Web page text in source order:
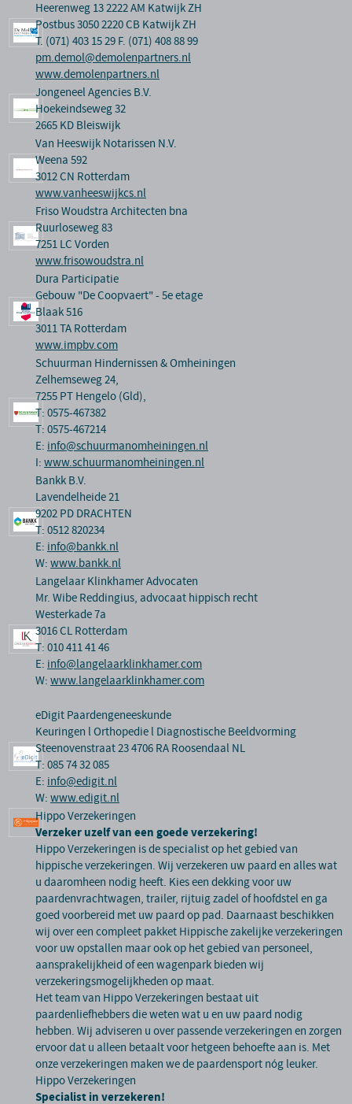
Heerenweg 13 2222 AM Katwijk ZH
Postbus 3050 2220 CB Katwijk ZH
T. (071) 403 15 29 F. (071) 408 88 99
pm.demol@demolenpartners.nl
www.demolenpartners.nl
Jongeneel Agencies B.V.
Hoekeindseweg 32
2665 KD Bleiswijk
Van Heeswijk Notarissen N.V.
Weena 592
3012 CN Rotterdam
www.vanheeswijkcs.nl
Friso Woudstra Architecten bna
Ruurloseweg 83
7251 LC Vorden
www.frisowoudstra.nl
Dura Participatie
Gebouw "De Coopvaert" - 5e etage
Blaak 516
3011 TA Rotterdam
www.impbv.com
Schuurman Hindernissen & Omheiningen
Zelhemseweg 24,
7255 PT Hengelo (Gld),
T: 0575-467382
T: 0575-467214
E: info@schuurmanomheiningen.nl
I: www.schuurmanomheiningen.nl
Bankk B.V.
Lavendelheide 21
9202 PD DRACHTEN
T: 0512 820234
E: info@bankk.nl
W: www.bankk.nl
Langelaar Klinkhamer Advocaten
Mr. Wibe Reddingius, advocaat hippisch recht
Westerkade 7a
3016 CL Rotterdam
T: 010 411 41 46
E: info@langelaarklinkhamer.com
W: www.langelaarklinkhamer.com
eDigit Paardengeneeskunde
Keuringen l Orthopedie l Diagnostische Beeldvorming
Steenovenstraat 23 4706 RA Roosendaal NL
T: 085 74 32 085
E: info@edigit.nl
W: www.edigit.nl
Hippo Verzekeringen
Verzeker uzelf van een goede verzekering!
Hippo Verzekeringen is de specialist op het gebied van
hippische verzekeringen. Wij verzekeren uw paard en alles wat
u daaromheen nodig heeft. Kies een dekking voor uw
paardenvrachtwagen, trailer, rijtuig zadel of hoofdstel en ga
goed voorbereid met uw paard op pad. Daarnaast beschikken
wij over een compleet pakket Hippische zakelijke verzekeringen
voor uw opstallen maar ook op het gebied van personeel,
aansprakelijkheid of een wagenpark bieden wij
verzekeringsmogelijkheden op maat.
Het team van Hippo Verzekeringen bestaat uit
paardenliefhebbers die weten wat u en uw paard nodig
hebben. Wij adviseren u over passende verzekeringen en zorgen
ervoor dat u alleen betaalt voor hetgeen behoefte aan is. Met
onze verzekeringen maken we de paardensport nóg leuker.
Hippo Verzekeringen
Specialist in verzekeren!